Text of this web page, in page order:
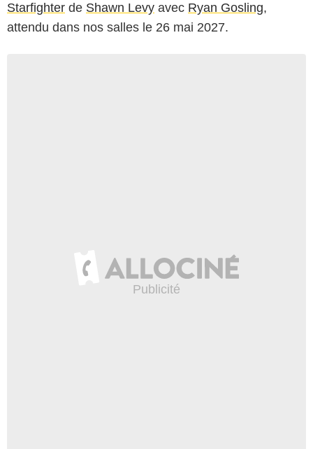
Starfighter de Shawn Levy avec Ryan Gosling,
attendu dans nos salles le 26 mai 2027.